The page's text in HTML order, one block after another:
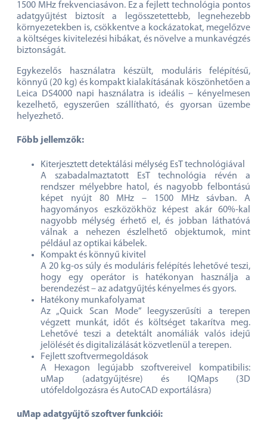
1500 MHz frekvenciasávon. Ez a fejlett technológia pontos
adatgyűjtést biztosít a legösszetettebb, legnehezebb
környezetekben is, csökkentve a kockázatokat, megelőzve
a költséges kivitelezési hibákat, és növelve a munkavégzés
biztonságát.
Egykezelős használatra készült, moduláris felépítésű,
könnyű (20 kg) és kompakt kialakításának köszönhetően a
Leica DS4000 napi használatra is ideális – kényelmesen
kezelhető, egyszerűen szállítható, és gyorsan üzembe
helyezhető.
Főbb jellemzők:
Kiterjesztett detektálási mélység EsT technológiával
A szabadalmaztatott EsT technológia révén a
rendszer mélyebbre hatol, és nagyobb felbontású
képet nyújt 80 MHz – 1500 MHz sávban. A
hagyományos eszközökhöz képest akár 60%-kal
nagyobb mélység érhető el, és jobban láthatóvá
válnak a nehezen észlelhető objektumok, mint
például az optikai kábelek.
Kompakt és könnyű kivitel
A 20 kg-os súly és moduláris felépítés lehetővé teszi,
hogy egy operátor is hatékonyan használja a
berendezést – az adatgyűjtés kényelmes és gyors.
Hatékony munkafolyamat
Az „Quick Scan Mode” leegyszerűsíti a terepen
végzett munkát, időt és költséget takarítva meg.
Lehetővé teszi a detektált anomáliák valós idejű
jelölését és digitalizálását közvetlenül a terepen.
Fejlett szoftvermegoldások
A Hexagon legújabb szoftvereivel kompatibilis:
uMap (adatgyűjtésre) és IQMaps (3D
utófeldolgozásra és AutoCAD exportálásra)
uMap adatgyűjtő szoftver funkciói: